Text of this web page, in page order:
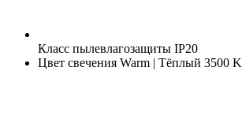
Класс пылевлагозащиты IP20
Цвет свечения Warm | Тёплый 3500 K